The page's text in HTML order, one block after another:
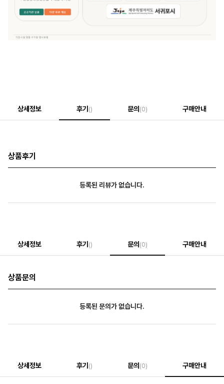
상세정보 후기 () 문의 (0) 구매안내
상품후기
등록된 리뷰가 없습니다.
상세정보 후기 () 문의 (0) 구매안내
상품문의
등록된 문의가 없습니다.
상세정보 후기 () 문의 (0) 구매안내